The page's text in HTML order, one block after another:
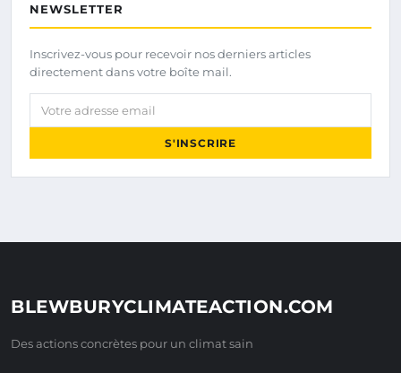
NEWSLETTER
Inscrivez-vous pour recevoir nos derniers articles
directement dans votre boîte mail.
Votre adresse email
S'INSCRIRE
BLEWBURYCLIMATEACTION.COM
Des actions concrètes pour un climat sain